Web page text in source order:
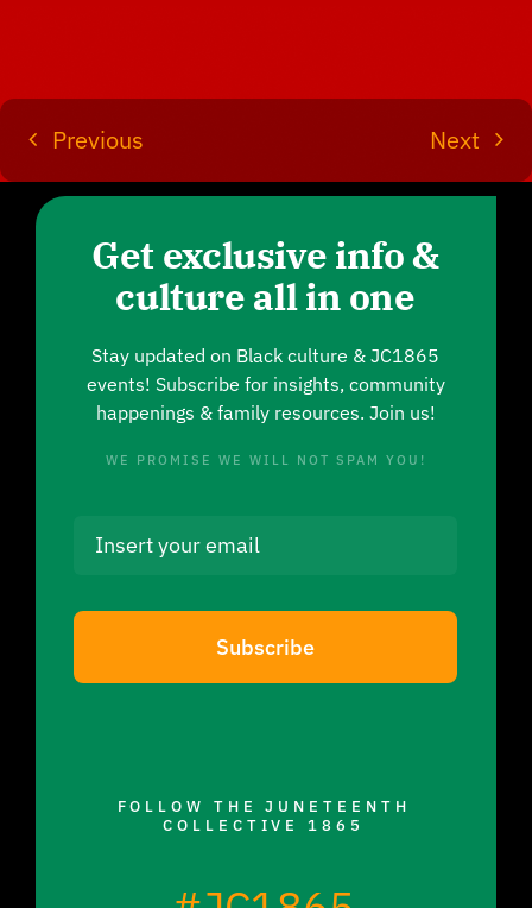
Previous Next
Get exclusive info &
culture all in one
Stay updated on Black culture & JC1865
events! Subscribe for insights, community
happenings & family resources. Join us!
WE PROMISE WE WILL NOT SPAM YOU!
Subscribe
FOLLOW THE JUNETEENTH
COLLECTIVE 1865